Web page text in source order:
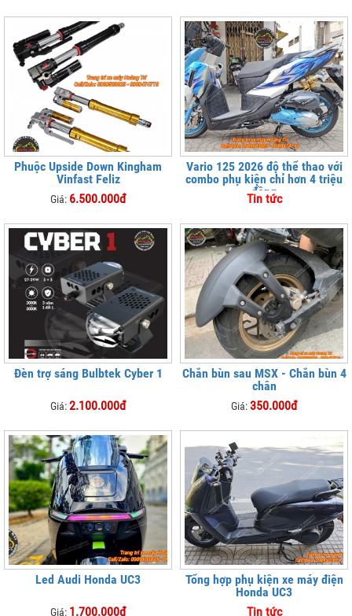
Phuộc Upside Down Kingham
Vinfast Feliz
Giá: 6.500.000đ
Vario 125 2026 độ thể thao với
combo phụ kiện chỉ hơn 4 triệu
đồng
Tin tức
Đèn trợ sáng Bulbtek Cyber 1
Giá:2.100.000đ
Chắn bùn sau MSX - Chắn bùn 4
chân
Giá:350.000đ
Led Audi Honda UC3
Giá: 1.700.000đ
Tổng hợp phụ kiện xe máy điện
Honda UC3
Tin tức